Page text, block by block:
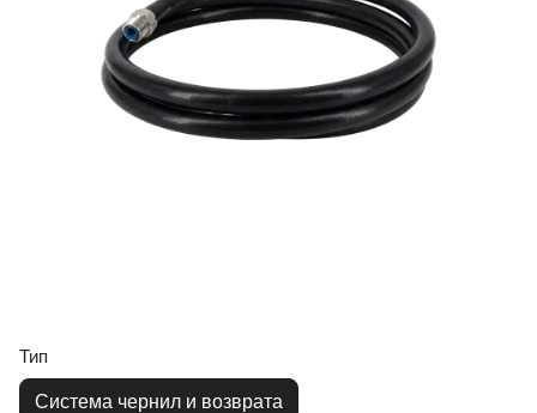
Тип
Система чернил и возврата